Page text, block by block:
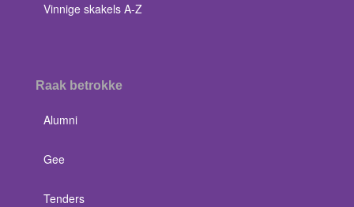
Vinnige skakels A-Z
Raak betrokke
Alumni
Gee
Tenders